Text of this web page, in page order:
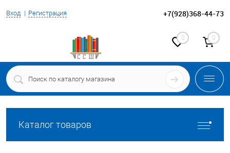
Вход Регистрация +7(928)368-44-73
0 0
Каталог товаров